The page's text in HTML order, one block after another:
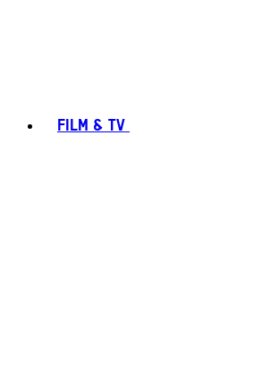
FILM & TV